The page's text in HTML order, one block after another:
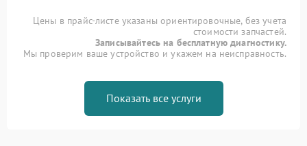
Цены в прайс-листе указаны ориентировочные, без учета
стоимости запчастей.
Записывайтесь на бесплатную диагностику.
Мы проверим ваше устройство и укажем на неисправность.
Показать все услуги